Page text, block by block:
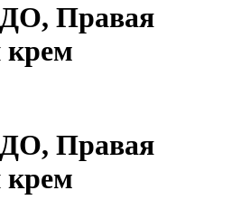
Правая
крем
Правая
крем